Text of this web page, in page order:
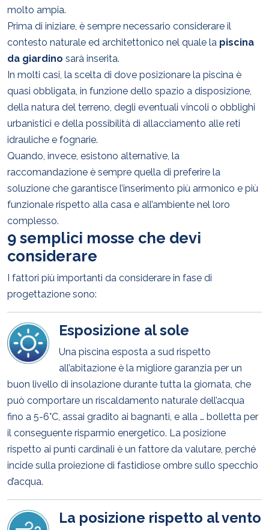
molto ampia.
Prima di iniziare, è sempre necessario considerare il
contesto naturale ed architettonico nel quale la piscina
da giardino sarà inserita.
In molti casi, la scelta di dove posizionare la piscina è
quasi obbligata, in funzione dello spazio a disposizione,
della natura del terreno, degli eventuali vincoli o obblighi
urbanistici e della possibilità di allacciamento alle reti
idrauliche e fognarie.
Quando, invece, esistono alternative, la
raccomandazione è sempre quella di preferire la
soluzione che garantisce l’inserimento più armonico e più
funzionale rispetto alla casa e all’ambiente nel loro
complesso.
9 semplici mosse che devi
considerare
I fattori più importanti da considerare in fase di
progettazione sono:
Esposizione al sole
Una piscina esposta a sud rispetto
all’abitazione è la migliore garanzia per un
buon livello di insolazione durante tutta la giornata, che
può comportare un riscaldamento naturale dell’acqua
fino a 5-6°C, assai gradito ai bagnanti, e alla … bolletta per
il conseguente risparmio energetico. La posizione
rispetto ai punti cardinali è un fattore da valutare, perché
incide sulla proiezione di fastidiose ombre sullo specchio
d’acqua.
La posizione rispetto al vento